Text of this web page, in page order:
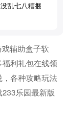
乱七八糟捆
辅助盒子软
利礼包在线领
各种攻略玩法
乐园最新版